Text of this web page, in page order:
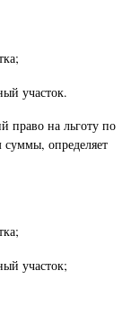
участок.
право на льготу по
суммы, определяет
участок;